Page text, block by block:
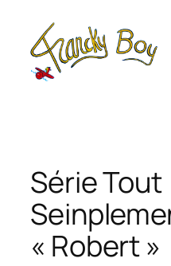
contenu
Série Tout
« Robert »